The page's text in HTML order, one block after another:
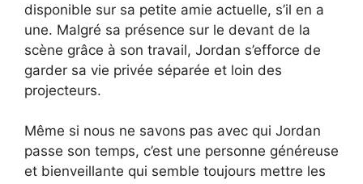
disponible sur sa petite amie actuelle, s’il en a
une. Malgré sa présence sur le devant de la
scène grâce à son travail, Jordan s’efforce de
garder sa vie privée séparée et loin des
projecteurs.
Même si nous ne savons pas avec qui Jordan
passe son temps, c’est une personne généreuse
et bienveillante qui semble toujours mettre les